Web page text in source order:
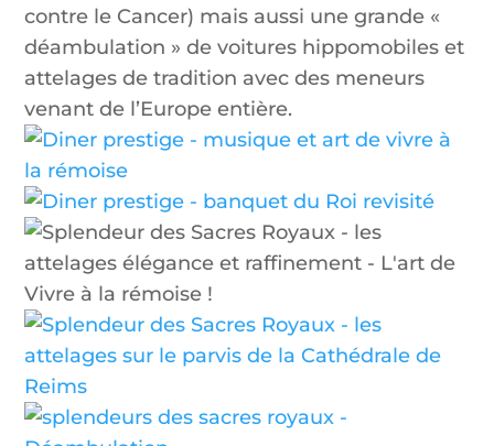
contre le Cancer) mais aussi une grande «
déambulation » de voitures hippomobiles et
attelages de tradition avec des meneurs
venant de l’Europe entière.